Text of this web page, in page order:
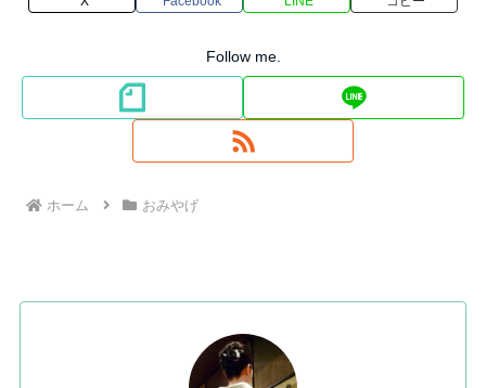
Follow me.
ホーム おみやげ